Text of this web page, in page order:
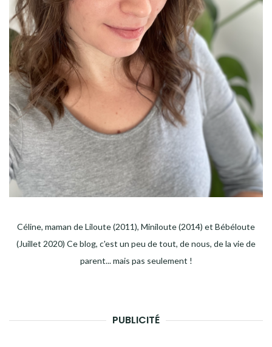
Céline, maman de Liloute (2011), Miniloute (2014) et Bébéloute
(Juillet 2020) Ce blog, c'est un peu de tout, de nous, de la vie de
parent... mais pas seulement !
PUBLICITÉ